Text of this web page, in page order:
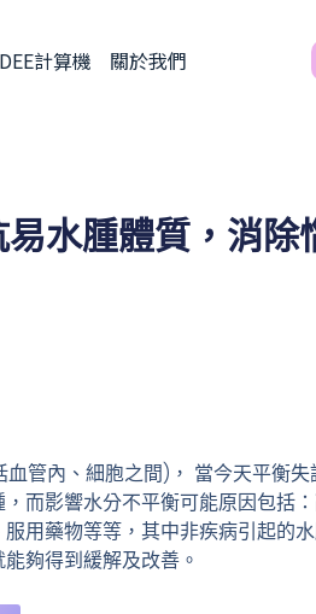
計算機 關於我們
水腫體質，消除
管內、細胞之間)， 當今天平衡
而影響水分不平衡可能原因包括：
服用藥物等等，其中非疾病引起的
夠得到緩解及改善。